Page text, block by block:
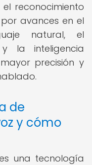
reconocimiento
avances en el
natural, el
la inteligencia
precisión y
de
y cómo
una tecnología